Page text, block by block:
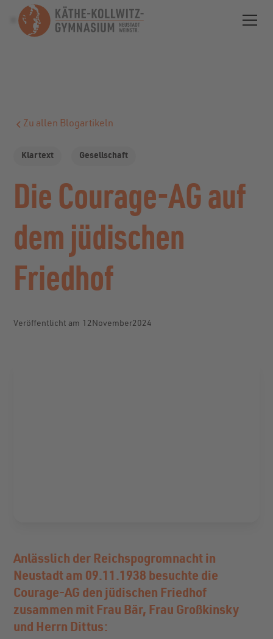
Zu allen Blogartikeln
Klartext Gesellschaft
Die Courage-AG auf
dem jüdischen
Friedhof
Veröffentlicht am 12.November2024
Anlässlich der Reichspogromnacht in
Neustadt am 09.11.1938 besuchte die
Courage-AG den jüdischen Friedhof
zusammen mit Frau Bär, Frau Großkinsky
und Herrn Dittus: